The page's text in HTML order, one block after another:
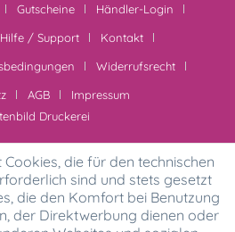
Gutscheine
Händler-Login
Hilfe / Support
Kontakt
Widerrufsrecht
AGB
Impressum
Druckerei
die für den technischen
sind und stets gesetzt
die den Komfort bei Benutzung
der Direktwerbung dienen oder